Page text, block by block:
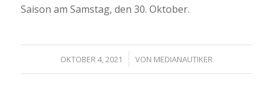
Saison am Samstag, den 30. Oktober.
OKTOBER 4, 2021
/ VON MEDIANAUTIKER